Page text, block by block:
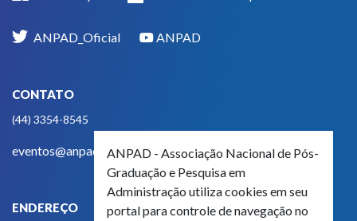
ANPAD_Oficial ANPAD
CONTATO
(44) 3354-8545
eventos@anpad.org.br
ENDEREÇO
ANPAD - Associação Nacional de Pós-
Graduação e Pesquisa em
Administração utiliza cookies em seu
portal para controle de navegação no